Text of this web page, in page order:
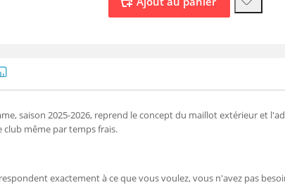
saison 2025-2026, reprend le concept du maillot extérieur et
même par temps frais.
exactement à ce que vous voulez, vous n'avez pas